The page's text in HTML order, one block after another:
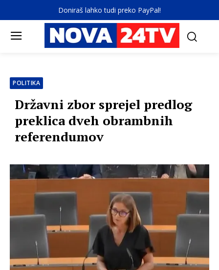
Doniraš lahko tudi preko PayPal!
POLITIKA
Državni zbor sprejel predlog
preklica dveh obrambnih
referendumov